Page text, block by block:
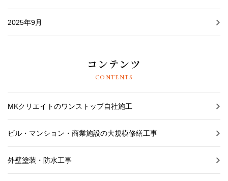
2025年9月
コンテンツ
CONTENTS
MKクリエイトのワンストップ自社施工
ビル・マンション・商業施設の大規模修繕工事
外壁塗装・防水工事